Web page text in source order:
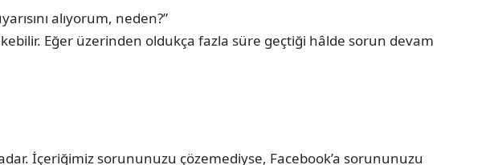
alıyorum, neden?”
Eğer üzerinden oldukça fazla süre geçtiği hâlde sorun devam
İçeriğimiz sorununuzu çözemediyse, Facebook’a sorununuzu